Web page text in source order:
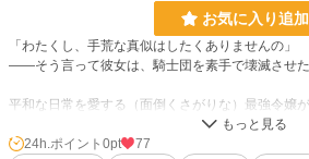
お気に入り追加
「わたくし、手荒な真似はしたくありませんの」
――そう言って彼女は、騎士団を素手で壊滅させた
平和な日常を愛する（面倒くさがりな）最強令嬢が
理不尽な断罪劇を物理で粉砕する痛快アクションコ
24h.ポイント 0pt
77